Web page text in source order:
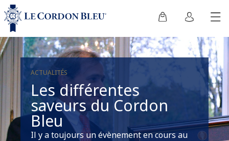
ACTUALITÉS
Les différentes
saveurs du Cordon
Bleu
Il y a toujours un évènement en cours au